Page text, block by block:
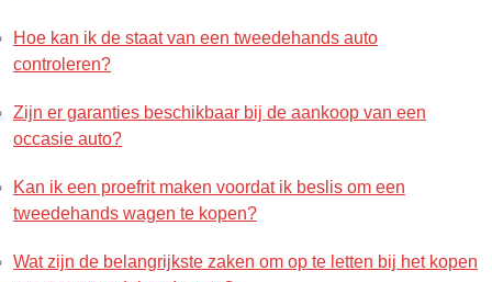
Hoe kan ik de staat van een tweedehands auto
controleren?
Zijn er garanties beschikbaar bij de aankoop van een
occasie auto?
Kan ik een proefrit maken voordat ik beslis om een
tweedehands wagen te kopen?
Wat zijn de belangrijkste zaken om op te letten bij het kopen